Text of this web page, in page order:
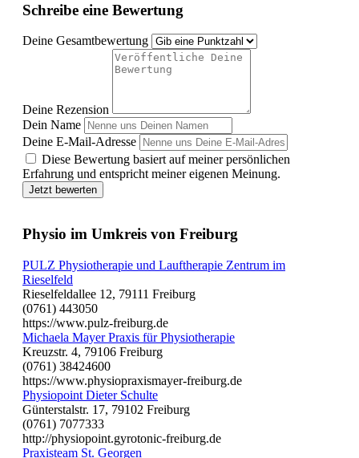
Schreibe eine Bewertung
Deine Gesamtbewertung
Deine Rezension
Dein Name
Deine E-Mail-Adresse
Diese Bewertung basiert auf meiner persönlichen
Erfahrung und entspricht meiner eigenen Meinung.
Jetzt bewerten
Physio im Umkreis von Freiburg
PULZ Physiotherapie und Lauftherapie Zentrum im
Rieselfeld
Rieselfeldallee 12, 79111 Freiburg
(0761) 443050
https://www.pulz-freiburg.de
Michaela Mayer Praxis für Physiotherapie
Kreuzstr. 4, 79106 Freiburg
(0761) 38424600
https://www.physiopraxismayer-freiburg.de
Physiopoint Dieter Schulte
Günterstalstr. 17, 79102 Freiburg
(0761) 7077333
http://physiopoint.gyrotonic-freiburg.de
Praxisteam St. Georgen